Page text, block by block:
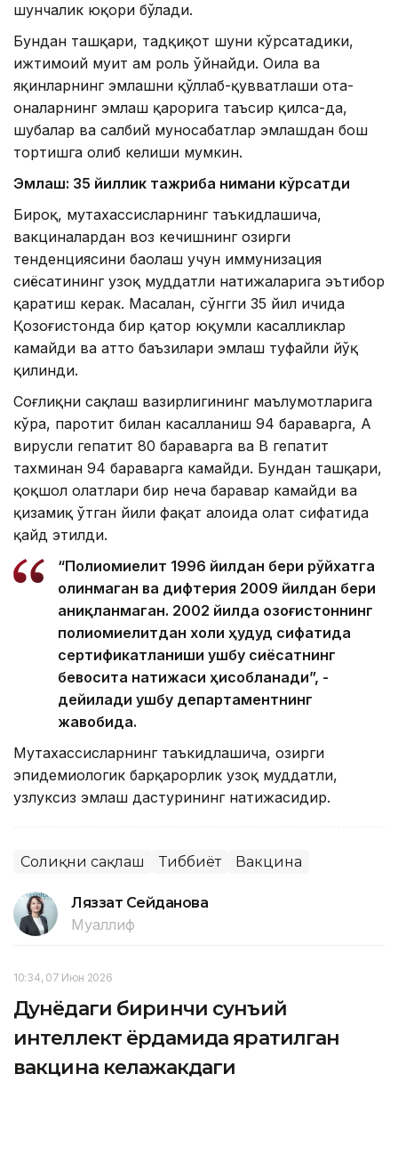
шунчалик юқори бўлади.
Бундан ташқари, тадқиқот шуни кўрсатадики,
ижтимоий муҳит ҳам роль ўйнайди. Оила ва
яқинларнинг эмлашни қўллаб-қувватлаши ота-
оналарнинг эмлаш қарорига таъсир қилса-да,
шубҳалар ва салбий муносабатлар эмлашдан бош
тортишга олиб келиши мумкин.
Эмлаш: 35 йиллик тажриба нимани кўрсатди
Бироқ, мутахассисларнинг таъкидлашича,
вакциналардан воз кечишнинг ҳозирги
тенденциясини баҳолаш учун иммунизация
сиёсатининг узоқ муддатли натижаларига эътибор
қаратиш керак. Масалан, сўнгги 35 йил ичида
Қозоғистонда бир қатор юқумли касалликлар
камайди ва ҳатто баъзилари эмлаш туфайли йўқ
қилинди.
Соғлиқни сақлаш вазирлигининг маълумотларига
кўра, паротит билан касалланиш 94 бараварга, А
вирусли гепатит 80 бараварга ва B гепатит
тахминан 94 бараварга камайди. Бундан ташқари,
қоқшол ҳолатлари бир неча баравар камайди ва
қизамиқ ўтган йили фақат алоҳида ҳолат сифатида
қайд этилди.
“Полиомиелит 1996 йилдан бери рўйхатга
олинмаган ва дифтерия 2009 йилдан бери
аниқланмаган. 2002 йилда Қозоғистоннинг
полиомиелитдан холи ҳудуд сифатида
сертификатланиши ушбу сиёсатнинг
бевосита натижаси ҳисобланади”, -
дейилади ушбу департаментнинг
жавобида.
Мутахассисларнинг таъкидлашича, ҳозирги
эпидемиологик барқарорлик узоқ муддатли,
узлуксиз эмлаш дастурининг натижасидир.
Соғлиқни сақлаш Тиббиёт Вакцина
Ляззат Сейданова
Муаллиф
10:34, 07 Июн 2026
Дунёдаги биринчи сунъий
интеллект ёрдамида яратилган
вакцина келажакдаги